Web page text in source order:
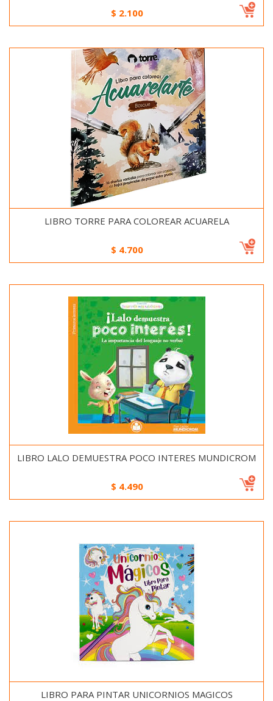
$ 2.100
LIBRO TORRE PARA COLOREAR ACUARELA
$ 4.700
LIBRO LALO DEMUESTRA POCO INTERES MUNDICROM
$ 4.490
LIBRO PARA PINTAR UNICORNIOS MAGICOS